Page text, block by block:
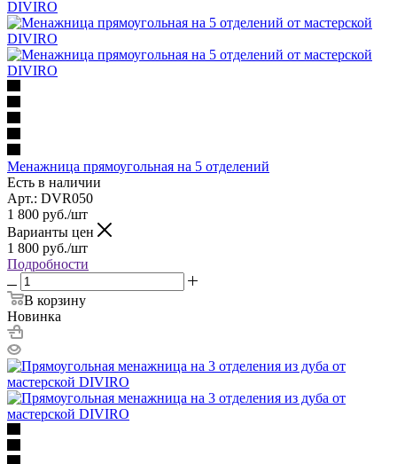
Менажница прямоугольная на 5 отделений
Есть в наличии
Арт.: DVR050
1 800 руб./шт
Варианты цен
1 800 руб./шт
Подробности
В корзину
Новинка